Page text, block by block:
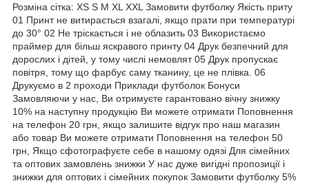
Розміна сітка: XS S M XL XXL Замовити футболку Якість приту
01 Принт не витирається взагалі, якщо прати при температурі
до 30° 02 Не тріскається і не облазить 03 Використаємо
праймер для більш яскравого принту 04 Друк безпечний для
дорослих і дітей, у тому числі немовлят 05 Друк пропускає
повітря, тому що фарбує саму тканину, це не плівка. 06
Друкуємо в 2 проходи Приклади футболок Бонуси
Замовляючи у нас, Ви отримуєте гарантовано вічну знижку
10% на наступну продукцію Ви можете отримати Поповнення
на телефон 20 грн, якщо залишите відгук про наш магазин
або товар Ви можете отримати Поповнення на телефон 50
грн, Якщо сфотографуєте себе в нашому одязі Для сімейних
та оптових замовлень знижки У нас дуже вигідні пропозиції і
знижки для оптових і сімейних покупок Замовити футболку 5%